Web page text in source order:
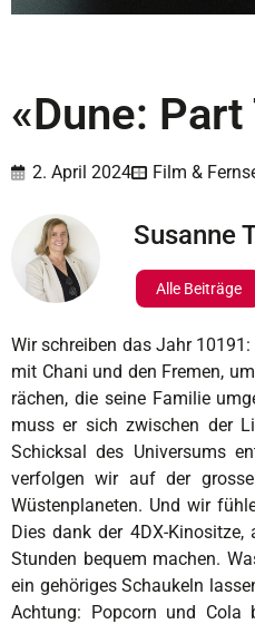
«Dune: Part
2. April 2024 Film &
Susanne
Alle Beiträge
Wir schreiben das Jahr
mit Chani und den Fremen,
rächen, die seine Familie
muss er sich zwischen der
Schicksal des Universums
verfolgen wir auf der
Wüstenplaneten. Und wir
Dies dank der 4DX-­
Stunden bequem machen.
ein gehöriges Schaukeln
Achtung: Popcorn und Cola